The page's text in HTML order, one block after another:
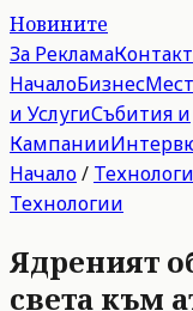
Новините
За Реклама
НачалоБизнес
и УслугиСъбития и
Кампании
Начало/
Технологии
Ядреният
света към